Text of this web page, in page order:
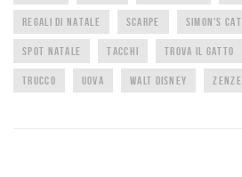
REGALI DI NATALE SCARPE SIMON'S CAT
SPOT NATALE TACCHI TROVA IL GATTO
TRUCCO UOVA WALT DISNEY